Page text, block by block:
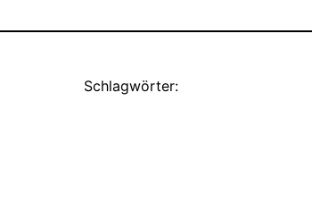
Schlagwörter: